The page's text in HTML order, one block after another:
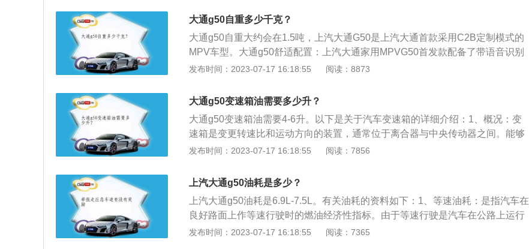
个值，为9L左右。减少油耗的方法：清理发动机积碳：发动机积炭过多是一个很
重要的原因，主要是使用不合适的油品。建议在加油时添加一定量的清洁剂，如
果效果不明显，则说明发动机内积炭较多。这种情况必须把车开到4S店，由专业
技术人员对发动机内的积炭进行清洗。检查氧传感器：作为汽车内部控制单元，
氧传感器主要是监控发动机油气配比情况，其一旦损坏，就会造成发动机油气配
会排出颜色较深的尾气，此时应该更换氧传感器。定期更换三滤：车辆在使用过
程中，机油滤清器、空气滤清器和汽油滤清器必须定期更换。如果长时间未换，
变得脏腻，并给发动机控制单元传递错误信息，造成油料燃烧不充分，发动机积
些使用年限较长的车上，难免会出现这样或那样的故障。
大通g50自重多少千克？
大通g50自重大约会在1.5吨，上汽大通G50是上汽大通首款采用C2B定制模式的
MPV车型。大通g50舒适配置：上汽大通家用MPVG50首发款配备了带语音识别
的中控大屏、真皮座椅、定速巡航、后部独立空调、12V电源+USB接口，搭载的
现语音交互与柔性导航功能，同时这套系统还能够识别方言。大通g50安全配
置：上汽大通家用MPVG50首发款配备了主副驾安全气囊和侧气囊、一二排气
帘、ESC(ABS+EBD)以及胎压监测，承载式车身，同时配备了二三排ISOFIX儿
童安全座椅接口。
发布时间：2023-07-17 16:18:55 阅读：8873
大通g50变速箱油需要多少升？
大通g50变速箱油需要4-6升。以下是关于汽车变速箱的详细介绍：1、概况：变
速箱是变更转速比和运动方向的装置，通常位于离合器与中央传动器之间。能够
按照不同工作条件改变由主动轴传到从动轴上的扭矩、转速和运动方向。齿轮传
主流，主要有AT、AMT、CVT和DCT等类型。AT变速箱前期传动系统以4AT为
主。AT通过电子控制的自动操纵系统来实现自动换挡。CVT是真正意义上的无级
变速器，零件少、体积小。DCT有两个离合器。
发布时间：2023-07-17 16:18:55 阅读：7856
上汽大通g50油耗是多少？
上汽大通g50油耗是6.9L-7.5L。有关油耗的资料如下：1、等速油耗：是指汽车在
良好路面上作等速行驶时的燃油经济性指标。由于等速行驶是汽车在公路上运行
的一种基本工况，加上这种油耗容易测定，所以得到广泛采用。2、道路循环油
发布时间：2023-07-17 16:18:55 阅读：7365